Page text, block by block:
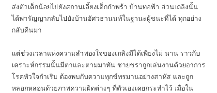
ส่งตัวเด็กน้อยไปยังสถานเลี้ยงเด็กกำพร้า บ้านทอฟ้า ส่วนเถลิงนั้น
ได้พารัญญากลับไปยังบ้านอัศวธานนท์ในฐานะผู้ชนะที่ได้ ทุกอย่าง
กลับคืนมา
แต่ช่วงเวลาแห่งความลำพองใจของเถลิงมีได้เพียงไม่ นาน ราวกับ
เคราะห์กรรมนั้นมีตาและตามมาทัน ชายชราถูกเล่นงานด้วยอาการ
โรคหัวใจกำเริบ ต้องพบกับความทุกข์ทรมานอย่างสาหัส และถูก
หลอกหลอนด้วยภาพความผิดต่างๆ ที่ตัวเองเคยกระทำไว้ เมื่อใน